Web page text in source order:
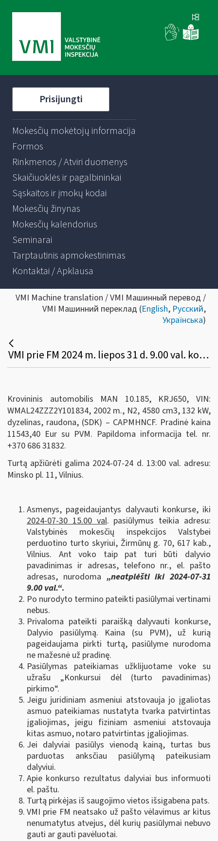
Prisijungti
Mokesčių mokėtojų informacija
Formos
Rinkmenos / Atviri duomenys
Skaičiuoklės ir pagalbininkai
Sąskaitos ir įmokų kodai
Mokesčių žinynas
Mokesčių kalendorius
Seminarai
Tarptautinis apmokestinimas
Kontaktai / Apklausa
VMI Machine translation / VMI Машинный перевод /
VMI Машинний переклад (English, Русский,
Українська)
VMI prie FM 2024 m. liepos 31 d. 9.00 val. konkurso būdu parduoda valstybei perduota transporto priemonę:
Krovininis automobilis MAN 10.185, KRJ650, VIN:
WMAL24ZZZ2Y101834, 2002 m., N2, 4580 cm3, 132 kW,
dyzelinas, raudona, (SDK) – CAPMHNCF. Pradinė kaina
11543,40 Eur su PVM. Papildoma informacija tel. nr.
+370 686 31832.
Turtą apžiūrėti galima 2024-07-24 d. 13:00 val. adresu:
Minsko pl. 11, Vilnius.
Asmenys, pageidaujantys dalyvauti konkurse, iki
2024-07-30 15.00 val. pasiūlymus teikia adresu:
Valstybinės mokesčių inspekcijos Valstybei
perduotino turto skyriui, Žirmūnų g. 70, 617 kab.,
Vilnius. Ant voko taip pat turi būti dalyvio
pavadinimas ir adresas, telefono nr., el. pašto
adresas, nurodoma „neatplėšti iki 2024-07-31
9.00 val.“.
Po nurodyto termino pateikti pasiūlymai vertinami
nebus.
Privaloma pateikti paraišką dalyvauti konkurse,
Dalyvio pasiūlymą. Kaina (su PVM), už kurią
pageidaujama pirkti turtą, pasiūlyme nurodoma
ne mažesnė už pradinę.
Pasiūlymas pateikiamas užklijuotame voke su
užrašu „Konkursui dėl (turto pavadinimas)
pirkimo“.
Jeigu juridiniam asmeniui atstovauja jo įgaliotas
asmuo pateikiamas nustatyta tvarka patvirtintas
įgaliojimas, jeigu fiziniam asmeniui atstovauja
kitas asmuo, notaro patvirtintas įgaliojimas.
Jei dalyviai pasiūlys vienodą kainą, turtas bus
parduotas anksčiau pasiūlymą pateikusiam
dalyviui.
Apie konkurso rezultatus dalyviai bus informuoti
el. paštu.
Turtą pirkėjas iš saugojimo vietos išsigabena pats.
VMI prie FM neatsako už pašto vėlavimus ar kitus
nenumatytus atvejus, dėl kurių pasiūlymai nebuvo
gauti ar gauti pavėluotai.